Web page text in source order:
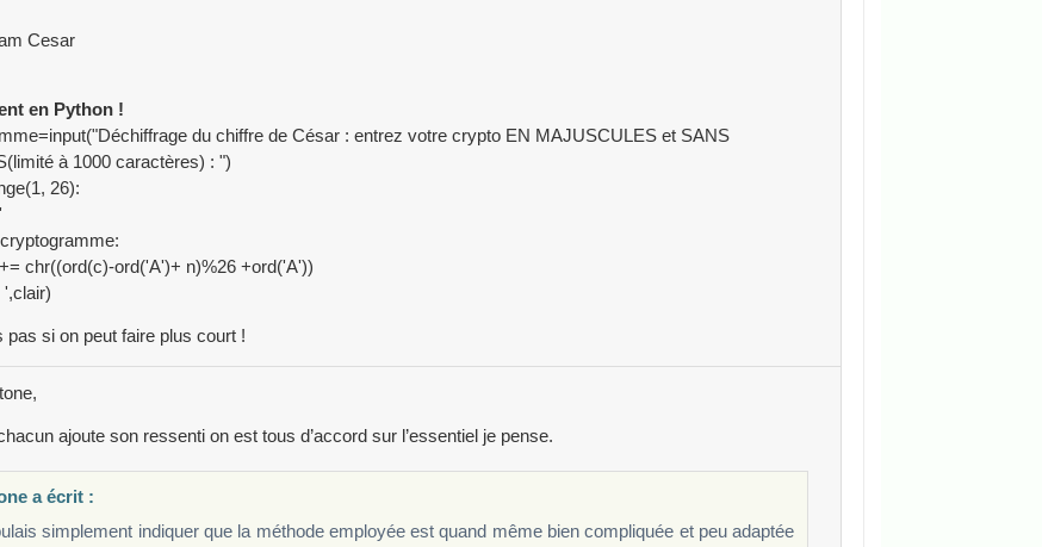
Cesar
en Python !
du chiffre de César : entrez votre crypto EN MAJUSCULES et SANS
à 1000 caractères) : ")
26):
ord('A')+ n)%26 +ord('A'))
pas si on peut faire plus court !
ajoute son ressenti on est tous d’accord sur l’essentiel je pense.
a écrit :
simplement indiquer que la méthode employée est quand même bien compliquée et peu adaptée